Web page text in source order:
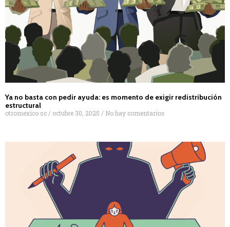
Ya no basta con pedir ayuda: es momento de exigir redistribución
estructural
otromexico sc octubre 30, 2025 No hay comentarios